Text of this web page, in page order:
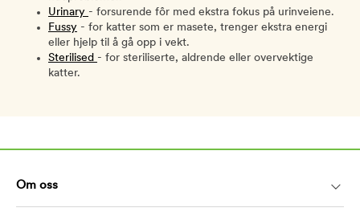
Urinary - forsurende fôr med ekstra fokus på urinveiene.
Fussy - for katter som er masete, trenger ekstra energi
eller hjelp til å gå opp i vekt.
Sterilised - for steriliserte, aldrende eller overvektige
katter.
Om oss